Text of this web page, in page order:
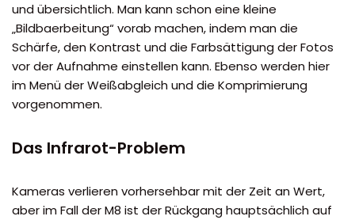
und übersichtlich. Man kann schon eine kleine
„Bildbaerbeitung“ vorab machen, indem man die
Schärfe, den Kontrast und die Farbsättigung der Fotos
vor der Aufnahme einstellen kann. Ebenso werden hier
im Menü der Weißabgleich und die Komprimierung
vorgenommen.
Das Infrarot-Problem
Kameras verlieren vorhersehbar mit der Zeit an Wert,
aber im Fall der M8 ist der Rückgang hauptsächlich auf